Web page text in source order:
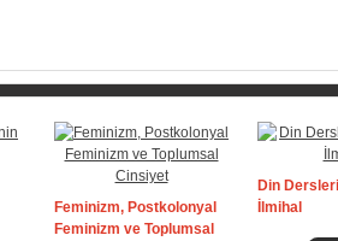
Feminizm, Postkolonyal
Feminizm ve Toplumsal
Din
İlmihal